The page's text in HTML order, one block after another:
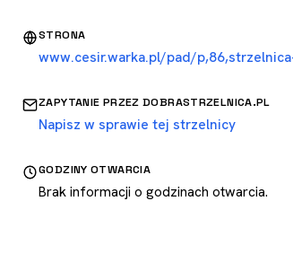
STRONA
www.cesir.warka.pl/pad/
ZAPYTANIE PRZEZ DOBRASTRZELNICA.PL
Napisz w sprawie tej strzelnicy
GODZINY OTWARCIA
Brak informacji o godzinach otwarcia.